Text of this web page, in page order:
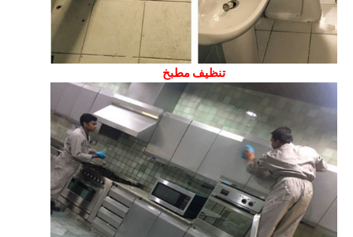
تنظيف مطبخ